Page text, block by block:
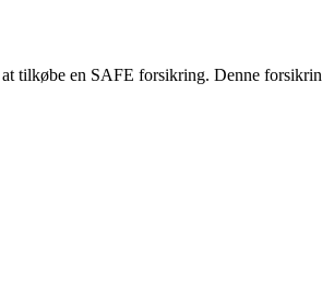
tilkøbe en SAFE forsikring. Denne